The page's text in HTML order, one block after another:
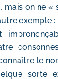
mais on ne «
exemple
le
sorte